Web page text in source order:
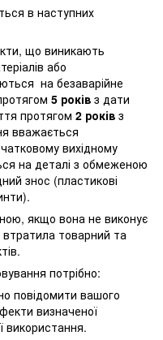
в наступних
що виникають
або
на безаварійне
5 років з дати
протягом 2 років з
вважається
вихідному
на деталі з обмеженою
знос (пластикові
якщо вона не виконує
втратила товарний та
потрібно:
повідомити вашого
визначеної
використання.